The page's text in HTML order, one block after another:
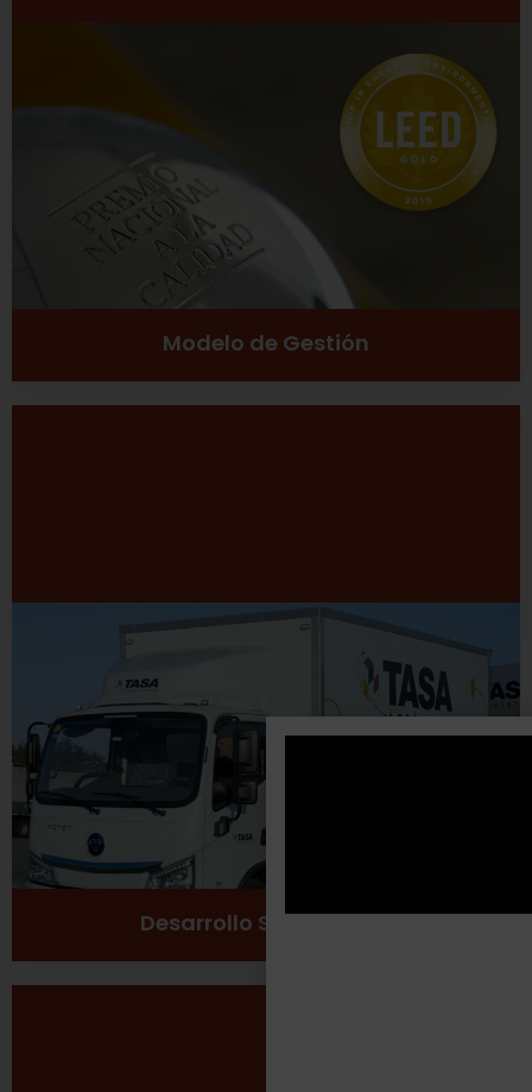
Modelo de Gestión
TASA ha adoptado el modelo que propone el Premio
Nacional a la Calidad.
Desarrollo Sustentable
Desarrollo Sustentable
Inclusión social
Cuidado del medio ambiente
Ver más